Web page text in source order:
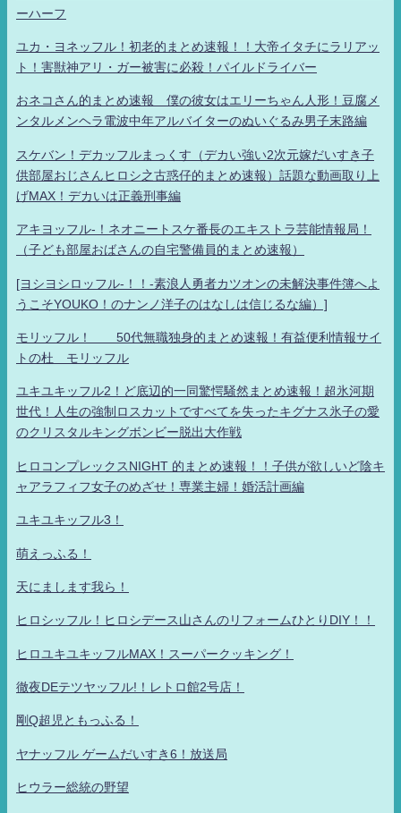
ーハーフ
ユカ・ヨネッフル！初老的まとめ速報！！大帝イタチにラリアッ
ト！害獣神アリ・ガー被害に必殺！パイルドライバー
おネコさん的まとめ速報 僕の彼女はエリーちゃん人形！豆腐メ
ンタルメンヘラ電波中年アルバイターのぬいぐるみ男子末路編
スケバン！デカッフルまっくす（デカい強い2次元嫁だいすき子
供部屋おじさんヒロシ之古惑仔的まとめ速報）話題な動画取り上
げMAX！デカいは正義刑事編
アキヨッフル-！ネオニートスケ番長のエキストラ芸能情報局！
（子ども部屋おばさんの自宅警備員的まとめ速報）
[ヨシヨシロッフル-！！-素浪人勇者カツオンの未解決事件簿へよ
うこそYOUKO！のナンノ洋子のはなしは信じるな編）]
モリッフル！ 50代無職独身的まとめ速報！有益便利情報サイ
トの杜 モリッフル
ユキユキッフル2！ど底辺的一同驚愕騒然まとめ速報！超氷河期
世代！人生の強制ロスカットですべてを失ったキグナス氷子の愛
のクリスタルキングボンビー脱出大作戦
ヒロコンプレックスNIGHT 的まとめ速報！！子供が欲しいど陰キ
ャアラフィフ女子のめざせ！専業主婦！婚活計画編
ユキユキッフル3！
萌えっふる！
天にまします我ら！
ヒロシッフル！ヒロシデース山さんのリフォームひとりDIY！！
ヒロユキユキッフルMAX！スーパークッキング！
徹夜DEテツヤッフル!！レトロ館2号店！
剛Q超児ともっふる！
ヤナッフル ゲームだいすき6！放送局
ヒウラー総統の野望